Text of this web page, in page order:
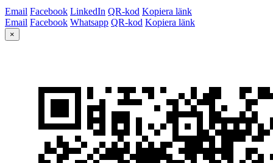
Email Facebook LinkedIn QR-kod Kopiera länk
Email Facebook Whatsapp QR-kod Kopiera länk
×